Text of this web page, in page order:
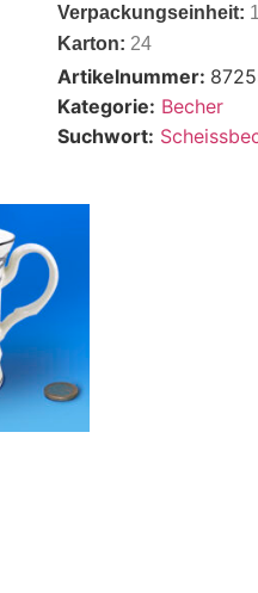
Verpackungseinheit:
Karton: 24
Artikelnummer:
Kategorie: Becher
Suchwort: